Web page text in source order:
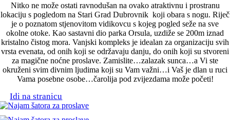
Nitko ne može ostati ravnodušan na ovako atraktivnu i prostranu
lokaciju s pogledom na Stari Grad Dubrovnik koji obara s nogu. Riječ
je o poznatom stjenovitom vidikovcu s kojeg pogled seže na sve
okolne otoke. Kao sastavni dio parka Orsula, uzdiže se 200m iznad
kristalno čistog mora. Vanjski kompleks je idealan za organizaciju svih
vrsta evenata, od onih koji se održavaju danju, do onih koji su stvoreni
za magične noćne proslave. Zamislite…zalazak sunca…a Vi ste
okruženi svim divnim ljudima koji su Vam važni…i Vaš je dlan u ruci
Vama posebne osobe…čarolija pod zvijezdama može početi!
Idi na stranicu